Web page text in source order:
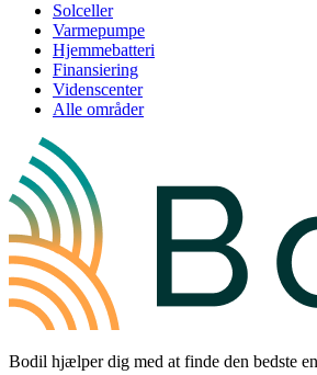
Solceller
Varmepumpe
Hjemmebatteri
Finansiering
Videnscenter
Alle områder
Bodil hjælper dig med at finde den bedste